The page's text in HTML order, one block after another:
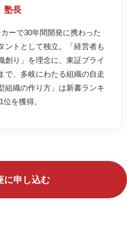
塾長
ーで30年間開発に携わった
ントとして独立。「経営者も
創り」を理念に、東証プライ
で、多岐にわたる組織の自走
組織の作り方」は新書ランキ
位を獲得。
に申し込む